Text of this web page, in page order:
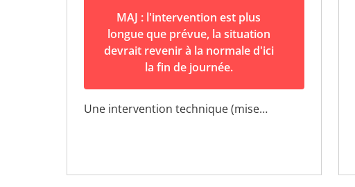
MAJ : l'intervention est plus
longue que prévue, la situation
devrait revenir à la normale d'ici
la fin de journée.
Une intervention technique (mise…